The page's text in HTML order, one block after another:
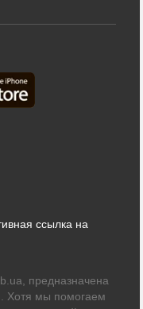
ссылка на
предназначена
Хотя мы помогаем